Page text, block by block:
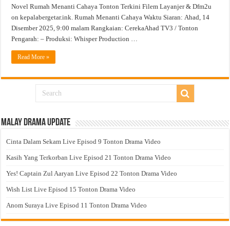
Novel Rumah Menanti Cahaya Tonton Terkini Filem Layanjer & Dfm2u
on kepalabergetar.ink. Rumah Menanti Cahaya Waktu Siaran: Ahad, 14
Disember 2025, 9:00 malam Rangkaian: CerekaAhad TV3 / Tonton
Pengarah: – Produksi: Whisper Production …
Read More »
Malay Drama Update
Cinta Dalam Sekam Live Episod 9 Tonton Drama Video
Kasih Yang Terkorban Live Episod 21 Tonton Drama Video
Yes! Captain Zul Aaryan Live Episod 22 Tonton Drama Video
Wish List Live Episod 15 Tonton Drama Video
Anom Suraya Live Episod 11 Tonton Drama Video